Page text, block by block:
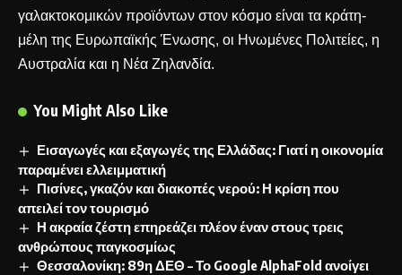
γαλακτοκομικών προϊόντων στον κόσμο είναι τα κράτη-
μέλη της Ευρωπαϊκής Ένωσης, οι Ηνωμένες Πολιτείες, η
Αυστραλία και η Νέα Ζηλανδία.
You Might Also Like
Εισαγωγές και εξαγωγές της Ελλάδας: Γιατί η οικονομία
παραμένει ελλειμματική
Πισίνες, γκαζόν και διακοπές νερού: Η κρίση που
απειλεί τον τουρισμό
Η ακραία ζέστη επηρεάζει πλέον έναν στους τρεις
ανθρώπους παγκοσμίως
Θεσσαλονίκη: 89η ΔΕΘ – Το Google AlphaFold ανοίγει